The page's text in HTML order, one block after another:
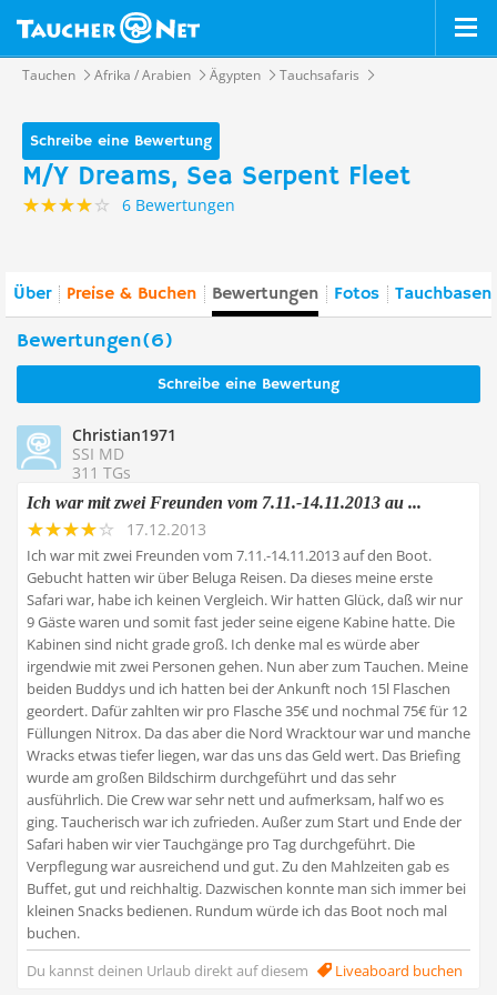
Tauchen Afrika / Arabien Ägypten Tauchsafaris
Schreibe eine Bewertung
M/Y Dreams, Sea Serpent Fleet
6 Bewertungen
Über Preise & Buchen Bewertungen Fotos
Bewertungen(6)
Schreibe eine Bewertung
Christian1971
SSI MD
311 TGs
Ich war mit zwei Freunden vom 7.11.-14.11.2013 au ...
17.12.2013
Ich war mit zwei Freunden vom 7.11.-14.11.2013 auf den Boot.
Gebucht hatten wir über Beluga Reisen. Da dieses meine erste
Safari war, habe ich keinen Vergleich. Wir hatten Glück, daß wir nur
9 Gäste waren und somit fast jeder seine eigene Kabine hatte. Die
Kabinen sind nicht grade groß. Ich denke mal es würde aber
irgendwie mit zwei Personen gehen. Nun aber zum Tauchen. Meine
beiden Buddys und ich hatten bei der Ankunft noch 15l Flaschen
geordert. Dafür zahlten wir pro Flasche 35€ und nochmal 75€ für 12
Füllungen Nitrox. Da das aber die Nord Wracktour war und manche
Wracks etwas tiefer liegen, war das uns das Geld wert. Das Briefing
wurde am großen Bildschirm durchgeführt und das sehr
ausführlich. Die Crew war sehr nett und aufmerksam, half wo es
ging. Taucherisch war ich zufrieden. Außer zum Start und Ende der
Safari haben wir vier Tauchgänge pro Tag durchgeführt. Die
Verpflegung war ausreichend und gut. Zu den Mahlzeiten gab es
Buffet, gut und reichhaltig. Dazwischen konnte man sich immer bei
kleinen Snacks bedienen. Rundum würde ich das Boot noch mal
buchen.
Du kannst deinen Urlaub direkt auf diesem
Liveaboard buchen